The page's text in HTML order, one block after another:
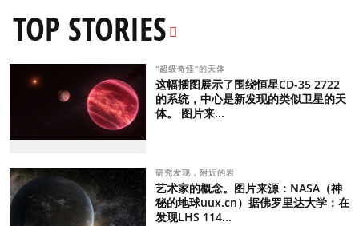
TOP STORIES
“超级奇怪”的天体
这幅插图展示了围绕恒星CD-35 2722
的系统，中心是新发现的类似卫星的天
体。 图片来...
研究发现，附近的岩
艺术家的概念。图片来源：NASA（神
秘的地球uux.cn）据佛罗里达大学：在
发现LHS 114...